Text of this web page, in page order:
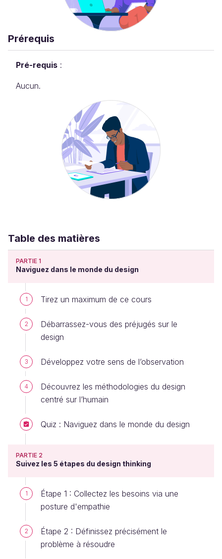
Prérequis
Pré-requis :
Aucun.
Table des matières
PARTIE 1
Naviguez dans le monde du design
1 Tirez un maximum de ce cours
2
Débarrassez-vous des préjugés sur le
design
3 Développez votre sens de l’observation
4
Découvrez les méthodologies du design
centré sur l’humain
Quiz : Naviguez dans le monde du design
PARTIE 2
Suivez les 5 étapes du design thinking
1
Étape 1 : Collectez les besoins via une
posture d'empathie
2
Étape 2 : Définissez précisément le
problème à résoudre